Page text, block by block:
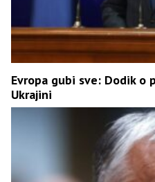
Evropa gubi sve: Dodik o
Ukrajini